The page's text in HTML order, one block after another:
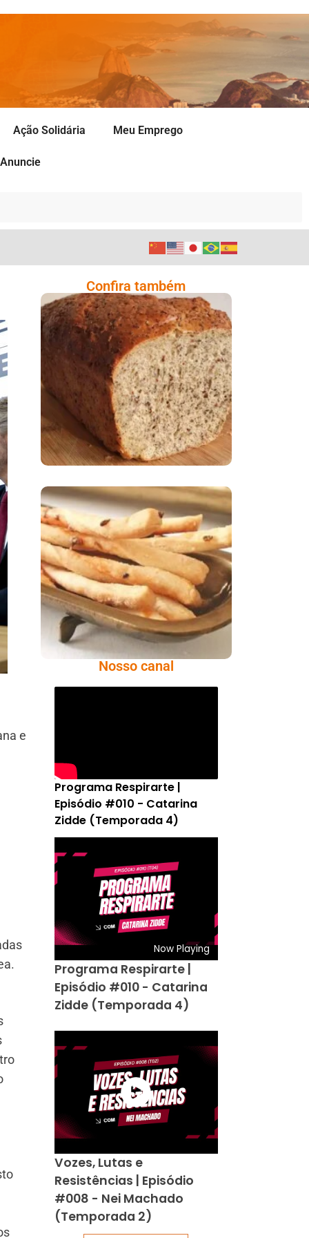
Ação Solidária Meu Emprego
Anuncie
e
Confira também
Comer Bem: Pão Low
Carb
Comer Bem:
Palitinhos De Cebola
E Salsa
Nosso canal
Programa Respirarte |
Episódio #010 - Catarina
Zidde (Temporada 4)
Now Playing
Programa Respirarte |
Episódio #010 - Catarina
Zidde (Temporada 4)
Vozes, Lutas e
Resistências | Episódio
#008 - Nei Machado
(Temporada 2)